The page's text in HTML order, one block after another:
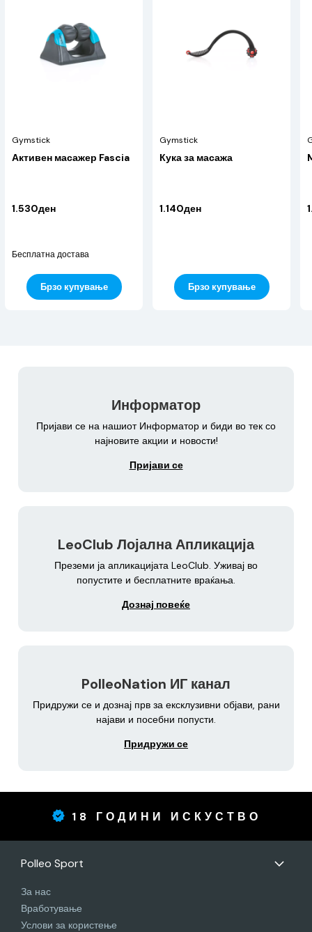
Gymstick
Активен масажер Fascia
1.530ден
Бесплатна достава
Брзо купување
Gymstick
Кука за масажа
1.140ден
Брзо купување
Информатор
Пријави се на нашиот Информатор и биди во тек со
најновите акции и новости!
Пријави се
LeoClub Лојална Апликација
Преземи ја апликацијата LeoClub. Уживај во
попустите и бесплатните враќања.
Дознај повеќе
PolleoNation ИГ канал
Придружи се и дознај прв за ексклузивни објави, рани
најави и посебни попусти.
Придружи се
18 ГОДИНИ ИСКУСТВО
Polleo Sport
За нас
Вработување
Услови за користење